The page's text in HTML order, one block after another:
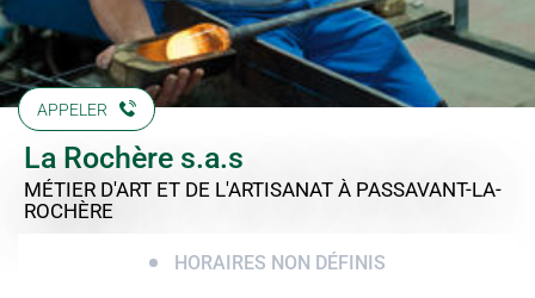
APPELER
La Rochère s.a.s
MÉTIER D'ART ET DE L'ARTISANAT À PASSAVANT-LA-
ROCHÈRE
HORAIRES NON DÉFINIS